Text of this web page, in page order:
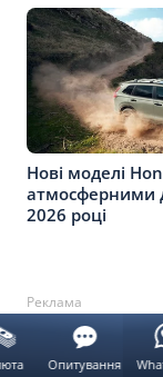
Нові моделі
атмосферними
2026 році
Реклама
Азійські
Опитування